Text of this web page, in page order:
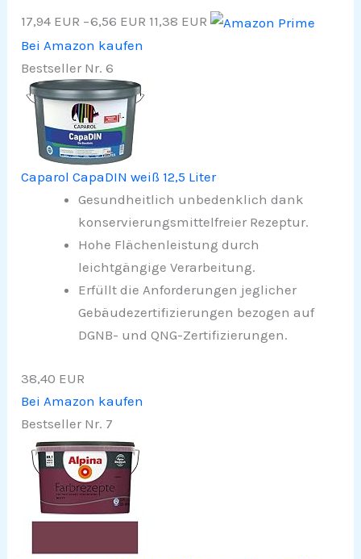
17,94 EUR −6,56 EUR 11,38 EUR
Bei Amazon kaufen
Bestseller Nr. 6
Caparol CapaDIN weiß 12,5 Liter
Gesundheitlich unbedenklich dank
konservierungsmittelfreier Rezeptur.
Hohe Flächenleistung durch
leichtgängige Verarbeitung.
Erfüllt die Anforderungen jeglicher
Gebäudezertifizierungen bezogen auf
DGNB- und QNG-Zertifizierungen.
38,40 EUR
Bei Amazon kaufen
Bestseller Nr. 7